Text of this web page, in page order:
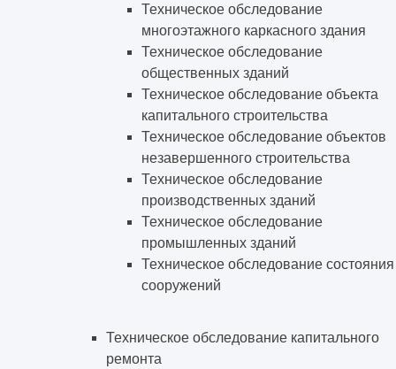
Техническое обследование
многоэтажного каркасного здания
Техническое обследование
общественных зданий
Техническое обследование объекта
капитального строительства
Техническое обследование объектов
незавершенного строительства
Техническое обследование
производственных зданий
Техническое обследование
промышленных зданий
Техническое обследование состояния
сооружений
Техническое обследование капитального
ремонта